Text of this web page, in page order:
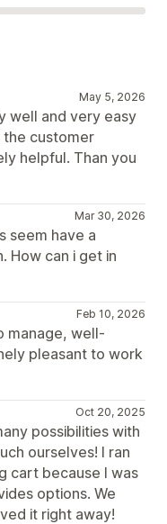
May 5, 2026
well and very easy
the customer
helpful. Than you
Mar 30, 2026
seem have a
How can i get in
Feb 10, 2026
manage, well-
pleasant to work
Oct 20, 2025
possibilities with
ourselves! I ran
cart because I was
options. We
it right away!